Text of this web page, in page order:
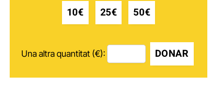
10€ 25€ 50€
Una altra quantitat (€): DONAR